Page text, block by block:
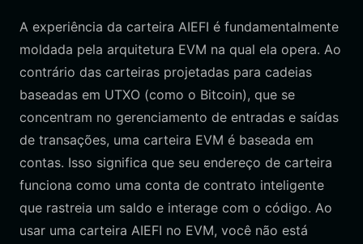
A experiência da carteira AIEFI é fundamentalmente
moldada pela arquitetura EVM na qual ela opera. Ao
contrário das carteiras projetadas para cadeias
baseadas em UTXO (como o Bitcoin), que se
concentram no gerenciamento de entradas e saídas
de transações, uma carteira EVM é baseada em
contas. Isso significa que seu endereço de carteira
funciona como uma conta de contrato inteligente
que rastreia um saldo e interage com o código. Ao
usar uma carteira AIEFI no EVM, você não está